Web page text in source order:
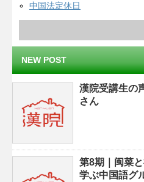
中国法定休日
NEW POST
漢院受講生
さん
第8期｜闽菜
学ぶ中国語グ